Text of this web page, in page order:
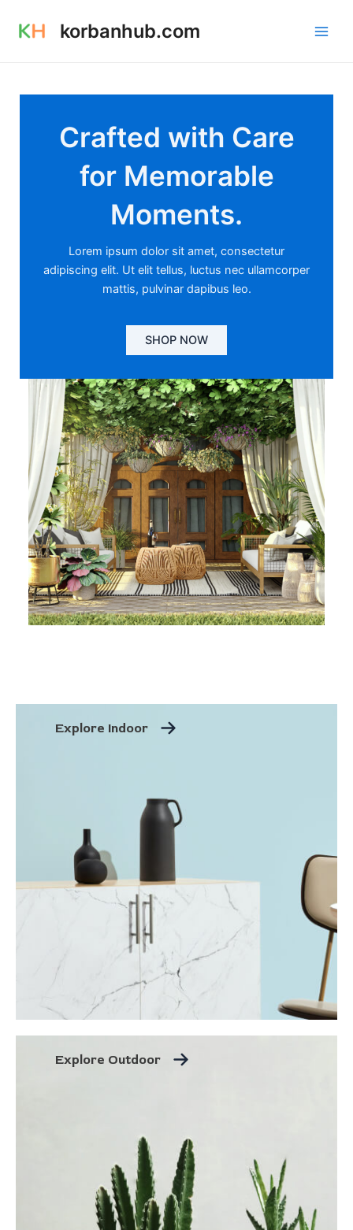
korbanhub.com
Crafted with Care
for Memorable
Moments.
Lorem ipsum dolor sit amet, consectetur
adipiscing elit. Ut elit tellus, luctus nec ullamcorper
mattis, pulvinar dapibus leo.
SHOP NOW
Explore Indoor
Explore Outdoor